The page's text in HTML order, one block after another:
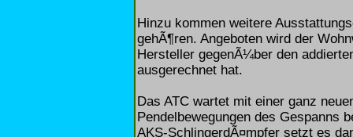
Hinzu kommen weitere
gehÃ¶ren. Angeboten wird der
Hersteller gegenÃ¼ber den
ausgerechnet hat.
Das ATC wartet mit einer ganz
Pendelbewegungen des Gespanns
AKS-SchlingerdÃ¤mpfer setzt es